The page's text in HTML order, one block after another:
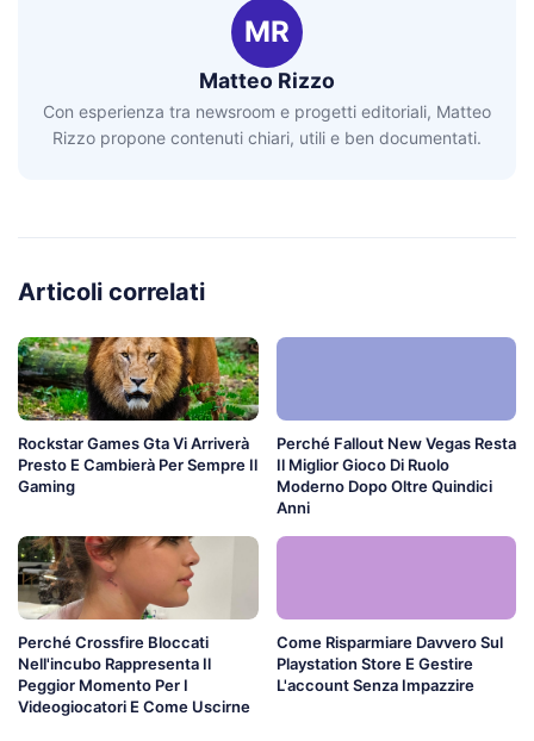
MR
Matteo Rizzo
Con esperienza tra newsroom e progetti editoriali, Matteo
Rizzo propone contenuti chiari, utili e ben documentati.
Articoli correlati
Rockstar Games Gta Vi Arriverà
Presto E Cambierà Per Sempre Il
Gaming
Perché Fallout New Vegas Resta
Il Miglior Gioco Di Ruolo
Moderno Dopo Oltre Quindici
Anni
Perché Crossfire Bloccati
Nell'incubo Rappresenta Il
Peggior Momento Per I
Videogiocatori E Come Uscirne
Come Risparmiare Davvero Sul
Playstation Store E Gestire
L'account Senza Impazzire